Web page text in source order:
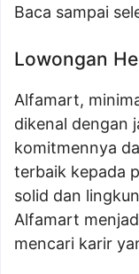
Baca sampai
Lowongan
Alfamart,
dikenal dengan
komitmennya
terbaik kepada
solid dan
Alfamart
mencari karir